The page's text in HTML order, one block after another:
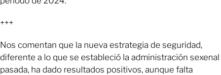
+++
Nos comentan que la nueva estrategia de seguridad,
diferente a lo que se estableció la administración sexenal
pasada, ha dado resultados positivos, aunque falta